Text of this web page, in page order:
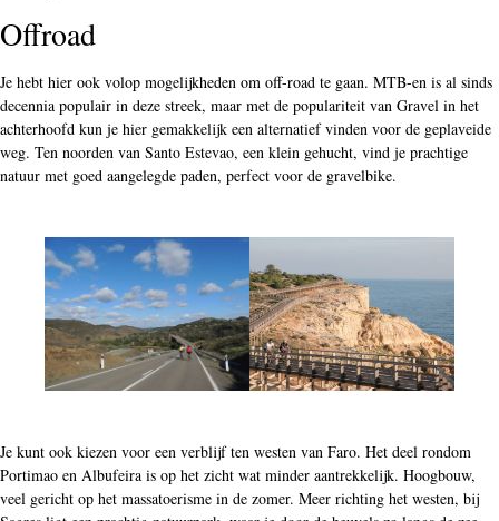
Offroad
Je hebt hier ook volop mogelijkheden om off-road te gaan. MTB-en is al sinds
decennia populair in deze streek, maar met de populariteit van Gravel in het
achterhoofd kun je hier gemakkelijk een alternatief vinden voor de geplaveide
weg. Ten noorden van Santo Estevao, een klein gehucht, vind je prachtige
natuur met goed aangelegde paden, perfect voor de gravelbike.
Je kunt ook kiezen voor een verblijf ten westen van Faro. Het deel rondom
Portimao en Albufeira is op het zicht wat minder aantrekkelijk. Hoogbouw,
veel gericht op het massatoerisme in de zomer. Meer richting het westen, bij